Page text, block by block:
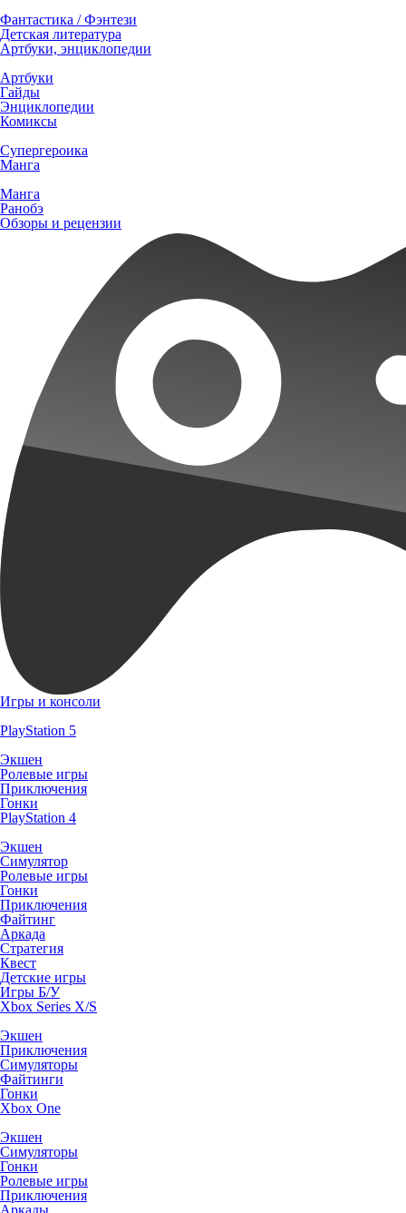
Фантастика / Фэнтези
Детская литература
Артбуки, энциклопедии
Артбуки
Гайды
Энциклопедии
Комиксы
Супергероика
Манга
Манга
Ранобэ
Обзоры и рецензии
Игры и консоли
PlayStation 5
Экшен
Ролевые игры
Приключения
Гонки
PlayStation 4
Экшен
Симулятор
Ролевые игры
Гонки
Приключения
Файтинг
Аркада
Стратегия
Квест
Детские игры
Игры Б/У
Xbox Series X/S
Экшен
Приключения
Симуляторы
Файтинги
Гонки
Xbox One
Экшен
Симуляторы
Гонки
Ролевые игры
Приключения
Аркады